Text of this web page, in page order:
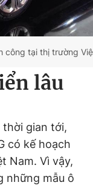
công tại thị trường
lâu
thời gian tới,
có kế hoạch
Nam. Vì vậy,
những mẫu ô